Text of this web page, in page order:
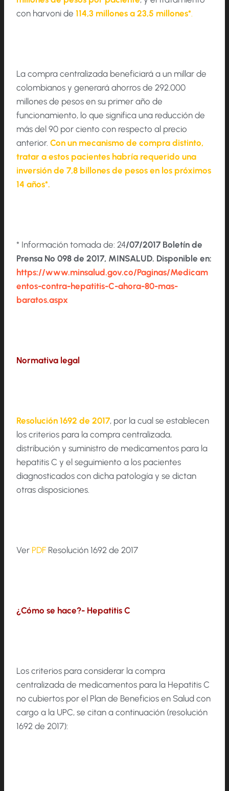
con harvoni de 114,3 millones a 23,5 millones*.
La compra centralizada beneficiará a un millar de
colombianos y generará ahorros de 292.000
millones de pesos en su primer año de
funcionamiento, lo que significa una reducción de
más del 90 por ciento con respecto al precio
anterior. Con un mecanismo de compra distinto,
tratar a estos pacientes habría requerido una
inversión de 7,8 billones de pesos en los próximos
14 años*.
* Información tomada de: 24/07/2017 Boletín de
Prensa No 098 de 2017, MINSALUD. Disponible en:
https://www.minsalud.gov.co/Paginas/Medicam
entos-contra-hepatitis-C-ahora-80-mas-
baratos.aspx
Normativa legal
Resolución 1692 de 2017, por la cual se establecen
los criterios para la compra centralizada,
distribución y suministro de medicamentos para la
hepatitis C y el seguimiento a los pacientes
diagnosticados con dicha patología y se dictan
otras disposiciones.
Ver PDF Resolución 1692 de 2017
¿Cómo se hace?- Hepatitis C
Los criterios para considerar la compra
centralizada de medicamentos para la Hepatitis C
no cubiertos por el Plan de Beneficios en Salud con
cargo a la UPC, se citan a continuación (resolución
1692 de 2017):